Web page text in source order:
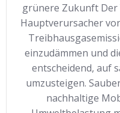
grünere Zukunft
Hauptverursacher
einzudämmen und
entscheidend, auf
umzusteigen.
nachhaltige